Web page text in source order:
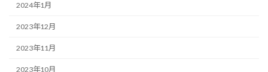
2024年1月
2023年12月
2023年11月
2023年10月